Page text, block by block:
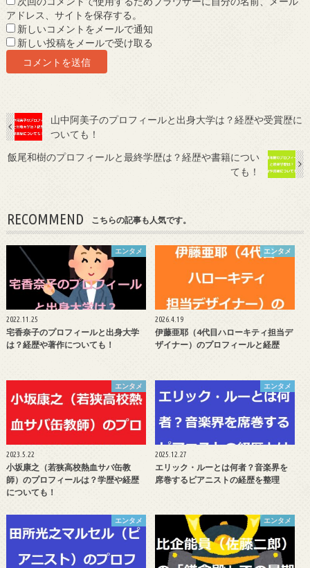
アドレス、サイトを保存する。
新しいコメントをメールで通知
新しい投稿をメールで受け取る
山中阿美子のプロフィールと出身大学は？経歴や受賞歴に
ついても！
飯尾和樹のプロフィールと最終学歴は？経歴や書籍につい
ても！
RECOMMEND こちらの記事も人気です。
エンタメ
2022.11.25
宅香奈子のプロフィールと出身大学
は？経歴や著作についても！
エンタメ
2026.4.19
伊藤亜耶（4代目ハローキティ担当デ
ザイナー）のプロフィールと経歴
エンタメ
2023.5.22
小坂康之（若狭高校熱血サバ缶教
師）のプロフィールは？学歴や経歴
についても！
エンタメ
2025.12.27
エリック・ルーとは何者？音楽界を
席巻するピアニストの経歴を整理
エンタメ エンタメ